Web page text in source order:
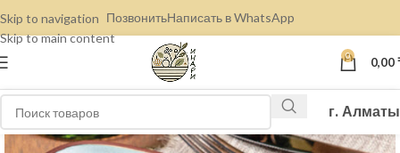
Skip to navigation
Skip to main content
ПозвонитьНаписать в WhatsApp
0 0,00
г. Алматы